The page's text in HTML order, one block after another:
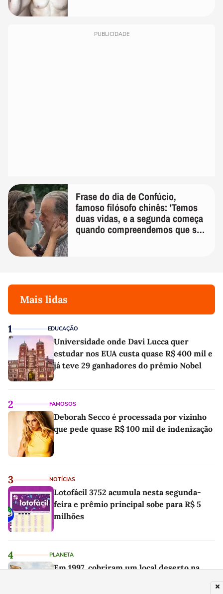
PUBLICIDADE
Frase do dia de Confúcio,
famoso filósofo chinês: 'Temos
duas vidas, e a segunda começa
quando compreendemos que só
Mais lidas
1 EDUCAÇÃO
Universidade onde Davi Lucca quer
estudar nos EUA custa quase R$ 400 mil e
já teve 29 ganhadores do prêmio Nobel
2 FAMOSOS
Deborah Secco é processada por vizinho
que pede quase R$ 100 mil de indenização
3 NOTÍCIAS
Lotofácil 3752 acumula nesta segunda-
feira e prêmio principal sobe para R$ 5
milhões
4 PLANETA
Em 1997, cobriram um local deserto na
Costa Rica com 12.000 toneladas de cascas